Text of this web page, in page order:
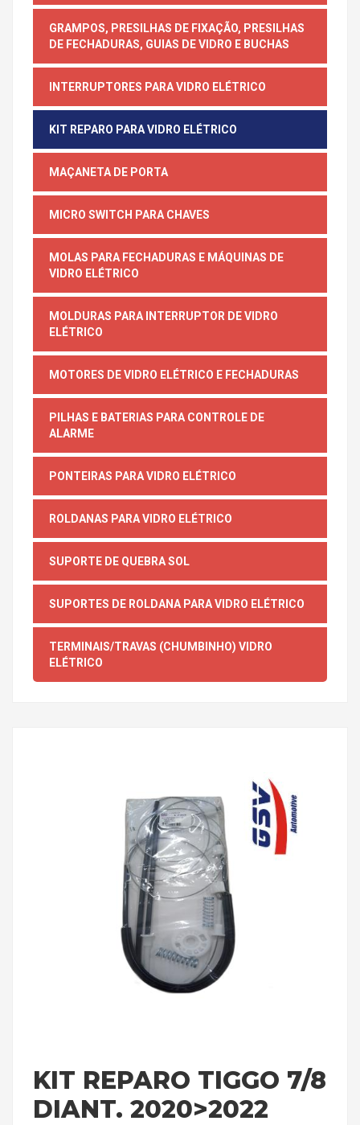
GRAMPOS, PRESILHAS DE FIXAÇÃO, PRESILHAS
DE FECHADURAS, GUIAS DE VIDRO E BUCHAS
INTERRUPTORES PARA VIDRO ELÉTRICO
KIT REPARO PARA VIDRO ELÉTRICO
MAÇANETA DE PORTA
MICRO SWITCH PARA CHAVES
MOLAS PARA FECHADURAS E MÁQUINAS DE
VIDRO ELÉTRICO
MOLDURAS PARA INTERRUPTOR DE VIDRO
ELÉTRICO
MOTORES DE VIDRO ELÉTRICO E FECHADURAS
PILHAS E BATERIAS PARA CONTROLE DE
ALARME
PONTEIRAS PARA VIDRO ELÉTRICO
ROLDANAS PARA VIDRO ELÉTRICO
SUPORTE DE QUEBRA SOL
SUPORTES DE ROLDANA PARA VIDRO ELÉTRICO
TERMINAIS/TRAVAS (CHUMBINHO) VIDRO
ELÉTRICO
KIT REPARO TIGGO 7/8
DIANT. 2020>2022